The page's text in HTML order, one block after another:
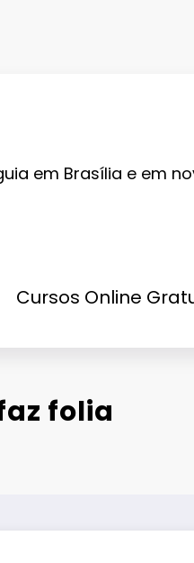
em Brasília e em
Cursos Online
folia